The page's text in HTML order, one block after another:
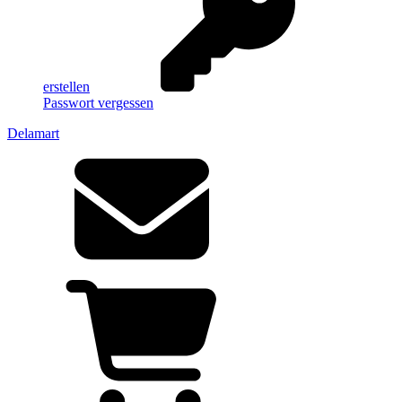
erstellen
Passwort vergessen
Delamart